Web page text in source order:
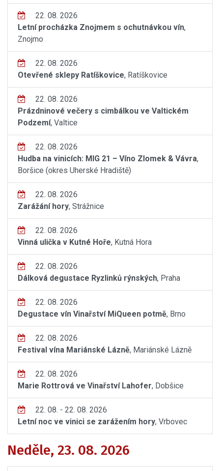
22. 08. 2026
Letní procházka Znojmem s ochutnávkou vín,
Znojmo
22. 08. 2026
Otevřené sklepy Ratíškovice, Ratíškovice
22. 08. 2026
Prázdninové večery s cimbálkou ve Valtickém
Podzemí, Valtice
22. 08. 2026
Hudba na vinicích: MIG 21 – Víno Zlomek & Vávra,
Boršice (okres Uherské Hradiště)
22. 08. 2026
Zarážání hory, Strážnice
22. 08. 2026
Vinná ulička v Kutné Hoře, Kutná Hora
22. 08. 2026
Dálková degustace Ryzlinků rýnských, Praha
22. 08. 2026
Degustace vín Vinařství MiQueen potmě, Brno
22. 08. 2026
Festival vína Mariánské Lázně, Mariánské Lázně
22. 08. 2026
Marie Rottrová ve Vinařství Lahofer, Dobšice
22. 08. - 22. 08. 2026
Letní noc ve vinici se zarážením hory, Vrbovec
Neděle, 23. 08. 2026